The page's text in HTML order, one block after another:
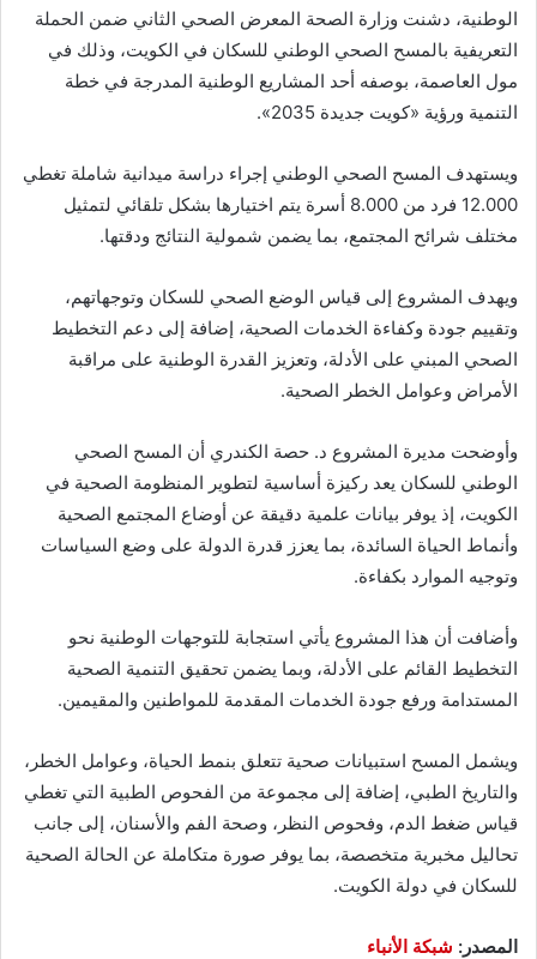
الوطنية، دشنت وزارة الصحة المعرض الصحي الثاني ضمن الحملة
التعريفية بالمسح الصحي الوطني للسكان في الكويت، وذلك في
مول العاصمة، بوصفه أحد المشاريع الوطنية المدرجة في خطة
التنمية ورؤية «كويت جديدة 2035».
ويستهدف المسح الصحي الوطني إجراء دراسة ميدانية شاملة تغطي
12.000 فرد من 8.000 أسرة يتم اختيارها بشكل تلقائي لتمثيل
مختلف شرائح المجتمع، بما يضمن شمولية النتائج ودقتها.
ويهدف المشروع إلى قياس الوضع الصحي للسكان وتوجهاتهم،
وتقييم جودة وكفاءة الخدمات الصحية، إضافة إلى دعم التخطيط
الصحي المبني على الأدلة، وتعزيز القدرة الوطنية على مراقبة
الأمراض وعوامل الخطر الصحية.
وأوضحت مديرة المشروع د. حصة الكندري أن المسح الصحي
الوطني للسكان يعد ركيزة أساسية لتطوير المنظومة الصحية في
الكويت، إذ يوفر بيانات علمية دقيقة عن أوضاع المجتمع الصحية
وأنماط الحياة السائدة، بما يعزز قدرة الدولة على وضع السياسات
وتوجيه الموارد بكفاءة.
وأضافت أن هذا المشروع يأتي استجابة للتوجهات الوطنية نحو
التخطيط القائم على الأدلة، وبما يضمن تحقيق التنمية الصحية
المستدامة ورفع جودة الخدمات المقدمة للمواطنين والمقيمين.
ويشمل المسح استبيانات صحية تتعلق بنمط الحياة، وعوامل الخطر،
والتاريخ الطبي، إضافة إلى مجموعة من الفحوص الطبية التي تغطي
قياس ضغط الدم، وفحوص النظر، وصحة الفم والأسنان، إلى جانب
تحاليل مخبرية متخصصة، بما يوفر صورة متكاملة عن الحالة الصحية
للسكان في دولة الكويت.
المصدر: شبكة الأنباء